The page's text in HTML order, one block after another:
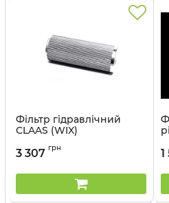
Фільтр гідравлічний
CLAAS (WIX)
3 307 грн 1